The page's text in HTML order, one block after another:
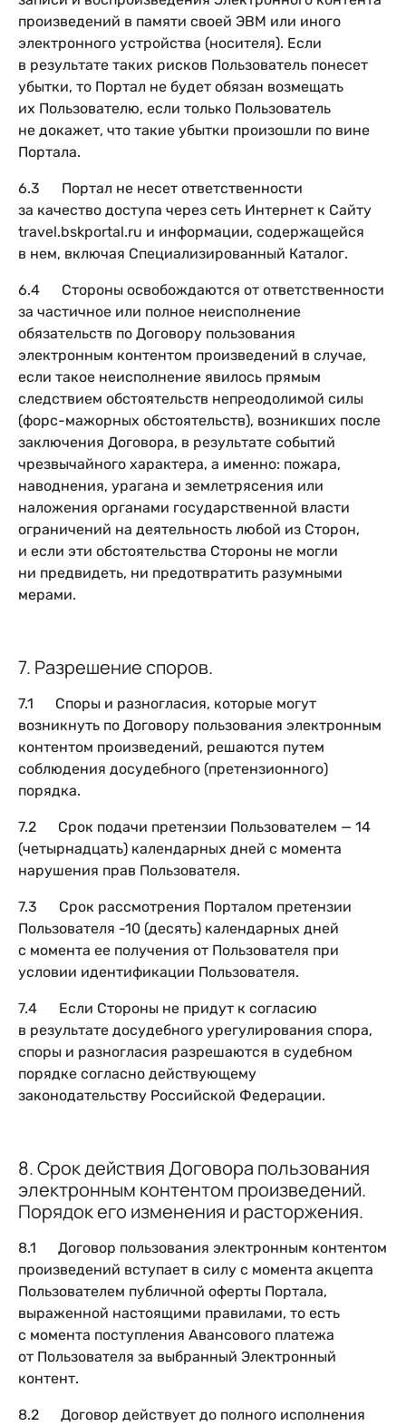
произведений в памяти своей ЭВМ или иного
электронного устройства (носителя). Если
в результате таких рисков Пользователь понесет
убытки, то Портал не будет обязан возмещать
их Пользователю, если только Пользователь
не докажет, что такие убытки произошли по вине
Портала.
6.3 Портал нe несет ответственности
за качество доступа через сеть Интернет к Сайту
travel.bskportal.ru и информации, содержащейся
в нем, включая Специализированный Каталог.
6.4 Стороны освобождаются от ответственности
за частичное или полное неисполнение
обязательств по Договору пользования
электронным контентом произведений в случае,
если такое неисполнение явилось прямым
следствием обстоятельств непреодолимой силы
(форс-мажорных обстоятельств), возникших после
заключения Договора, в результате событий
чрезвычайного характера, а именно: пожара,
наводнения, урагана и землетрясения или
наложения органами государственной власти
ограничений на деятельность любой из Сторон,
и если эти обстоятельства Стороны не могли
ни предвидеть, ни предотвратить разумными
мерами.
7. Разрешение споров.
7.1 Споры и разногласия, которые могут
возникнуть по Договору пользования электронным
контентом произведений, решаются путем
соблюдения досудебного (претензионного)
порядка.
7.2 Срок подачи претензии Пользователем — 14
(четырнадцать) календарных дней с момента
нарушения прав Пользователя.
7.3 Срок рассмотрения Порталом претензии
Пользователя -10 (десять) календарных дней
с момента ее получения от Пользователя при
условии идентификации Пользователя.
7.4 Если Стороны не придут к согласию
в результате досудебного урегулирования спора,
споры и разногласия разрешаются в судебном
порядке согласно действующему
законодательству Российской Федерации.
8. Срок действия Договора пользования
электронным контентом произведений.
Порядок его изменения и расторжения.
8.1 Договор пользования электронным контентом
произведений вступает в силу с момента акцепта
Пользователем публичной оферты Портала,
выраженной настоящими правилами, то есть
с момента поступления Авансового платежа
от Пользователя за выбранный Электронный
контент.
8.2 Договор действует до полного исполнения